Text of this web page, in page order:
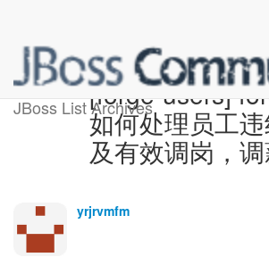
JBoss List Archives[forge-users]
如何处理员工违
及有效调岗，
yrjrvmfm